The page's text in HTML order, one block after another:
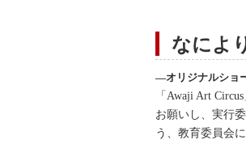
なによ
―オリジナルショ
「Awaji Art
お願いし、実行
う、教育委員会